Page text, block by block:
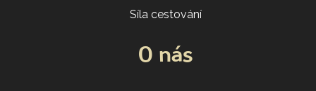
Síla cestování
O nás